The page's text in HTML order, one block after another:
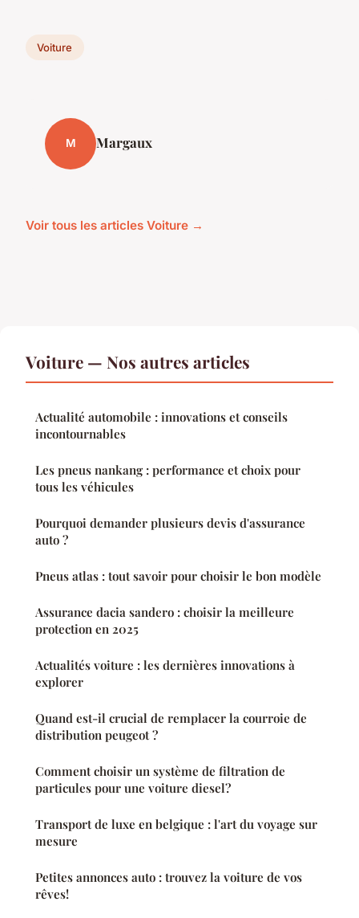
Voiture
M Margaux
Voir tous les articles Voiture →
Voiture — Nos autres articles
Actualité automobile : innovations et conseils
incontournables
Les pneus nankang : performance et choix pour
tous les véhicules
Pourquoi demander plusieurs devis d'assurance
auto ?
Pneus atlas : tout savoir pour choisir le bon modèle
Assurance dacia sandero : choisir la meilleure
protection en 2025
Actualités voiture : les dernières innovations à
explorer
Quand est-il crucial de remplacer la courroie de
distribution peugeot ?
Comment choisir un système de filtration de
particules pour une voiture diesel?
Transport de luxe en belgique : l'art du voyage sur
mesure
Petites annonces auto : trouvez la voiture de vos
rêves!